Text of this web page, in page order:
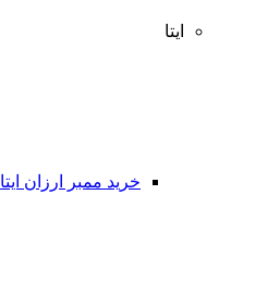
ایتا
خرید ممبر ارزان ایتا